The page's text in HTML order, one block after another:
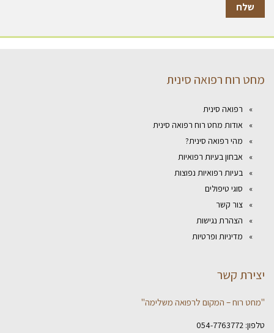
מחט רוח רפואה סינית
רפואה סינית
אודות מחט רוח רפואה סינית
מהי רפואה סינית?
אבחון בעיות רפואיות
בעיות רפואיות נפוצות
סוגי טיפולים
צור קשר
הצהרת נגישות
מדיניות ופרטיות
יצירת קשר
"מחט רוח – המקום לרפואה משלימה"
טלפון: 054-7763772